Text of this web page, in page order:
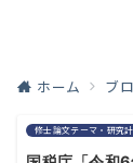
ホーム ブ
修士論文テーマ・研究